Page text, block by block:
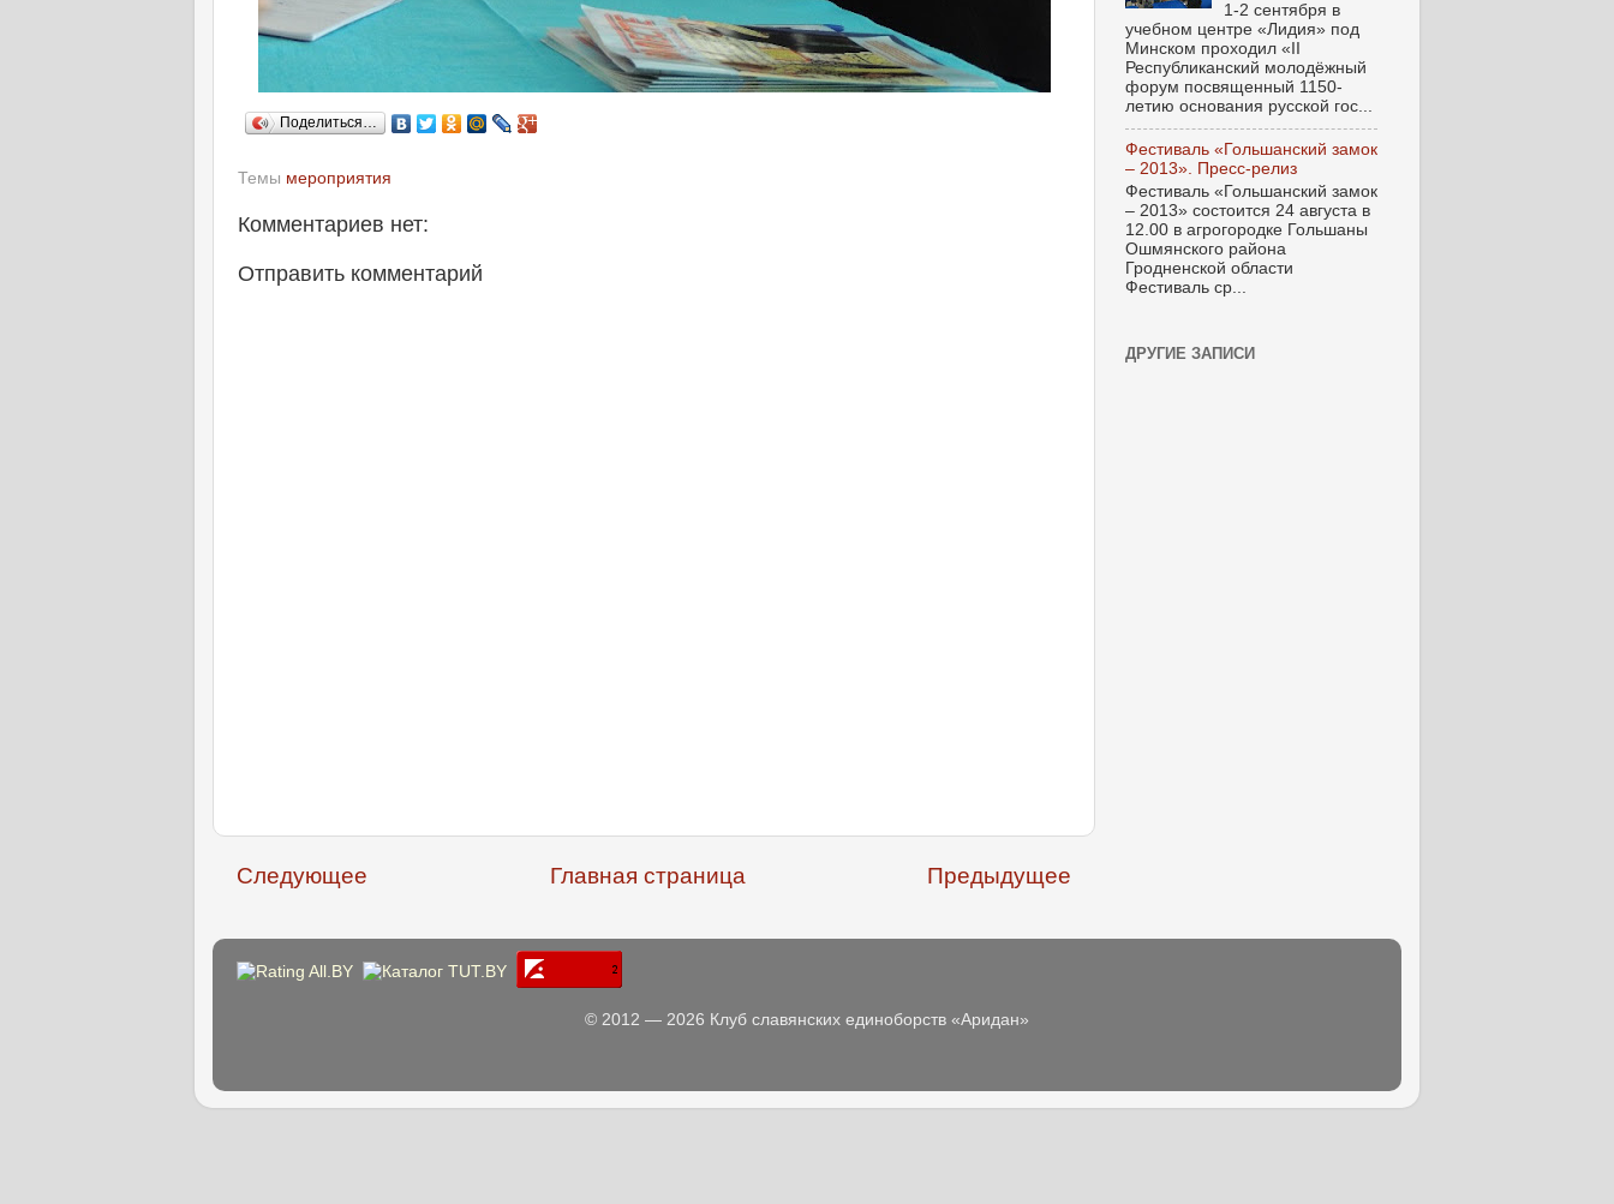
Поделиться…
Темы мероприятия
Комментариев нет:
Отправить комментарий
Следующее Предыдущее
Главная страница
1-2 сентября в
учебном центре «Лидия» под
Минском проходил «II
Республиканский молодёжный
форум посвященный 1150-
летию основания русской гос...
Фестиваль «Гольшанский замок
– 2013». Пресс-релиз
Фестиваль «Гольшанский замок
– 2013» состоится 24 августа в
12.00 в агрогородке Гольшаны
Ошмянского района
Гродненской области
Фестиваль ср...
ДРУГИЕ ЗАПИСИ
© 2012 — 2026 Клуб славянских единоборств «Аридан»